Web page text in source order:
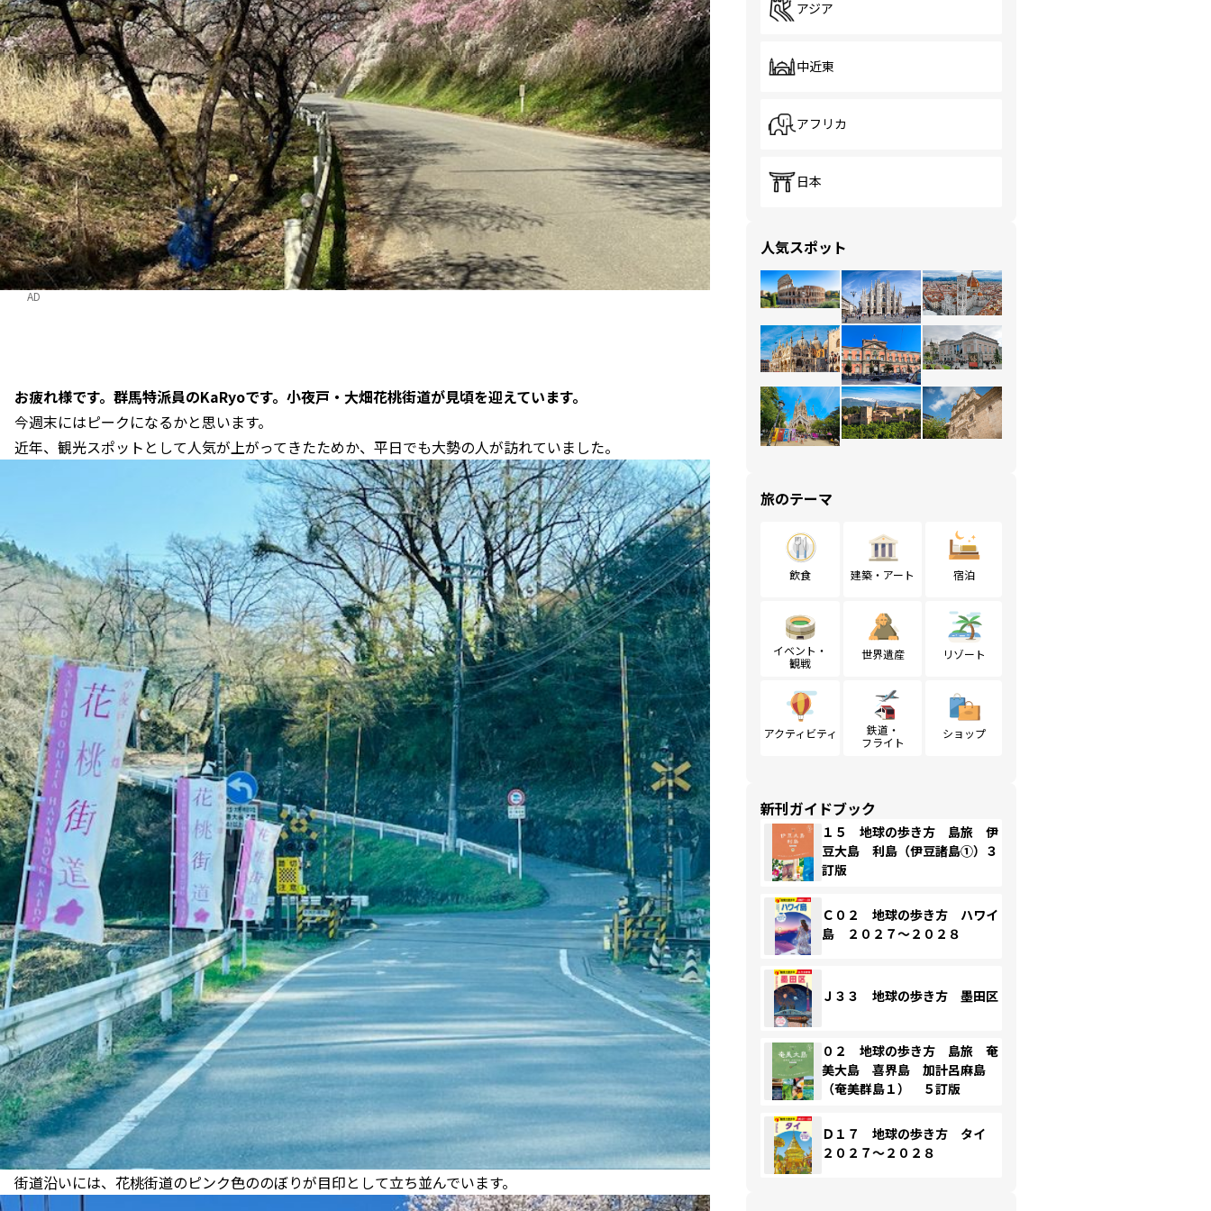
AD
お疲れ様です。群馬特派員のKaRyoです。小夜戸・大畑花桃街道が見頃を迎えています。
今週末にはピークになるかと思います。
近年、観光スポットとして人気が上がってきたためか、平日でも大勢の人が訪れていました。
街道沿いには、花桃街道のピンク色ののぼりが目印として立ち並んでいます。
アジア
中近東
アフリカ
日本
人気スポット
旅のテーマ
飲食 建築・アート 宿泊
イベント・
観戦
世界遺産 リゾート
アクティビティ
鉄道・
フライト
ショップ
新刊ガイドブック
１５ 地球の歩き方 島旅 伊
豆大島 利島（伊豆諸島①）３
訂版
Ｃ０２ 地球の歩き方 ハワイ
島 ２０２７～２０２８
Ｊ３３ 地球の歩き方 墨田区
０２ 地球の歩き方 島旅 奄
美大島 喜界島 加計呂麻島
（奄美群島１） ５訂版
Ｄ１７ 地球の歩き方 タイ
２０２７～２０２８